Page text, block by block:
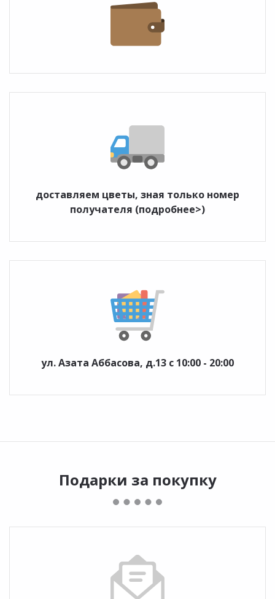
доставляем цветы, зная только номер
получателя (подробнее>)
ул. Азата Аббасова, д.13 с 10:00 - 20:00
Подарки за покупку